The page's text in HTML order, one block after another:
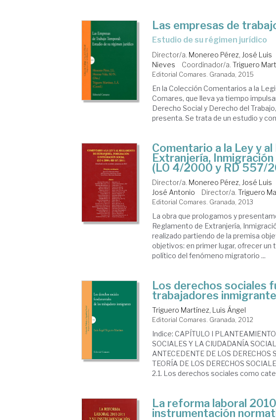
Las empresas de
estudio de su régimen jurídico
Director/a. Monereo Pérez, José Luis
Nieves
Coordinador/a.Triguero
Editorial Comares. Granada, 2015
En la Colección Comentarios a la
Comares, que lleva ya tiempo
Derecho Social y Derecho del
presenta. Se trata de un estudio y
Comentario a la Ley y
Extranjería,
(LO 4/2000 y RD 557/
Director/a. Monereo Pérez, José Luis
José Antonio
Director/a.Triguero
Editorial Comares. Granada, 2013
La obra que prologamos y
Reglamento de Extranjería,
realizado partiendo de la premisa
objetivos: en primer lugar, ofrecer
político del fenómeno migratorio ...
Los derechos sociales
trabajadores
Triguero Martínez, Luis Ángel
Editorial Comares. Granada, 2012
Indice: CAPÍTULO I
SOCIALES Y LA CIUDADANÍA
ANTECEDENTE DE LOS DERECHOS
TEORÍA DE LOS DERECHOS
2.1. Los derechos sociales como
La reforma laboral
instrumentación